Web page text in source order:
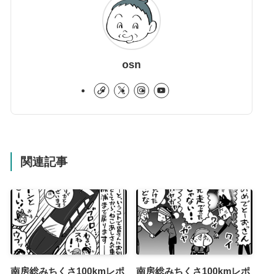
osn
関連記事
南房総みちくさ100kmレポ
南房総みちくさ100kmレポ